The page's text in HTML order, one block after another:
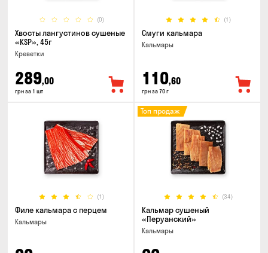
(0)
Хвосты лангустинов сушеные
«KSP», 45г
Креветки
289,00
грн за 1 шт
(1)
Смуги кальмара
Кальмары
110,60
грн за 70 г
(1)
Филе кальмара с перцем
Кальмары
(34)
Топ продаж
Кальмар сушеный
«Перуанский»
Кальмары